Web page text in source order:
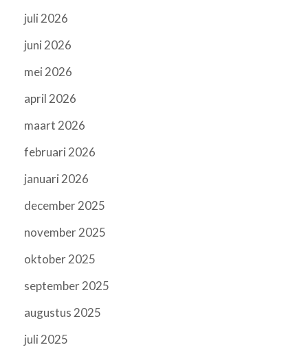
juli 2026
juni 2026
mei 2026
april 2026
maart 2026
februari 2026
januari 2026
december 2025
november 2025
oktober 2025
september 2025
augustus 2025
juli 2025